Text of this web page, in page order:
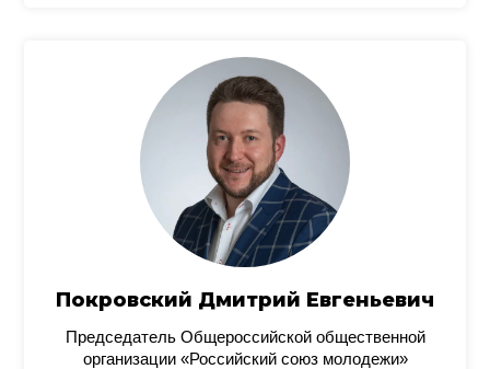
Покровский Дмитрий Евгеньевич
Председатель Общероссийской общественной
организации «Российский союз молодежи»